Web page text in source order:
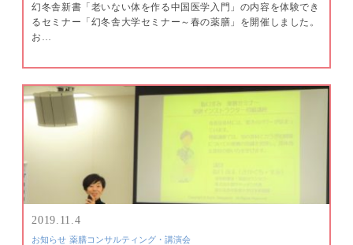
幻冬舎新書「老いない体を作る中国医学入門」の内容を体験でき
るセミナー「幻冬舎大学セミナー～春の薬膳」を開催しました。
お…
2019.11.4
お知らせ 薬膳コンサルティング・講演会